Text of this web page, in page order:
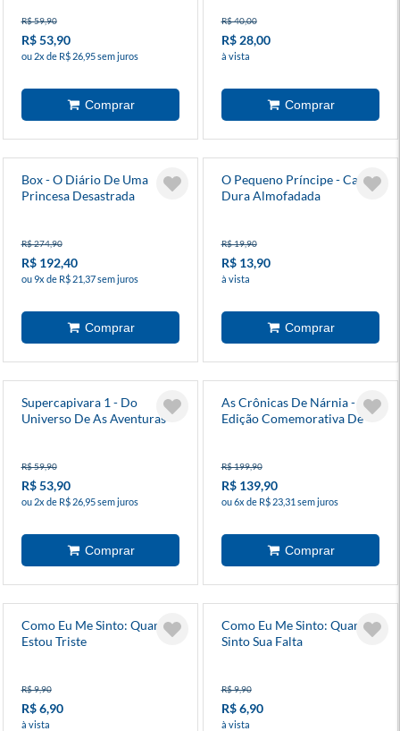
R$ 59,90
R$ 53,90
ou 2x de R$ 26,95 sem juros
R$ 40,00
R$ 28,00
à vista
Box - O Diário De Uma
Princesa Desastrada
R$ 274,90
R$ 192,40
ou 9x de R$ 21,37 sem juros
O Pequeno Príncipe - Capa
Dura Almofadada
R$ 19,90
R$ 13,90
à vista
Supercapivara 1 - Do
Universo De As Aventuras
R$ 59,90
R$ 53,90
ou 2x de R$ 26,95 sem juros
As Crônicas De Nárnia -
Edição Comemorativa De
R$ 199,90
R$ 139,90
ou 6x de R$ 23,31 sem juros
Como Eu Me Sinto: Quando
Estou Triste
R$ 9,90
R$ 6,90
à vista
Como Eu Me Sinto: Quando
Sinto Sua Falta
R$ 9,90
R$ 6,90
à vista